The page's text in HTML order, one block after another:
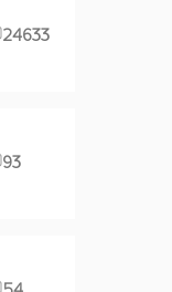
24633
93